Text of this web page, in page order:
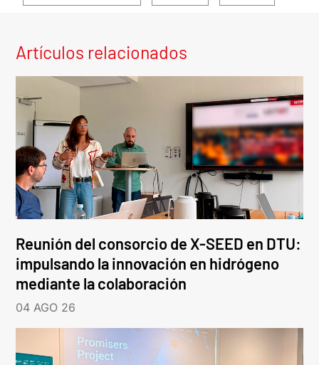
Artículos relacionados
Reunión del consorcio de X-SEED en DTU:
impulsando la innovación en hidrógeno
mediante la colaboración
04 AGO 26